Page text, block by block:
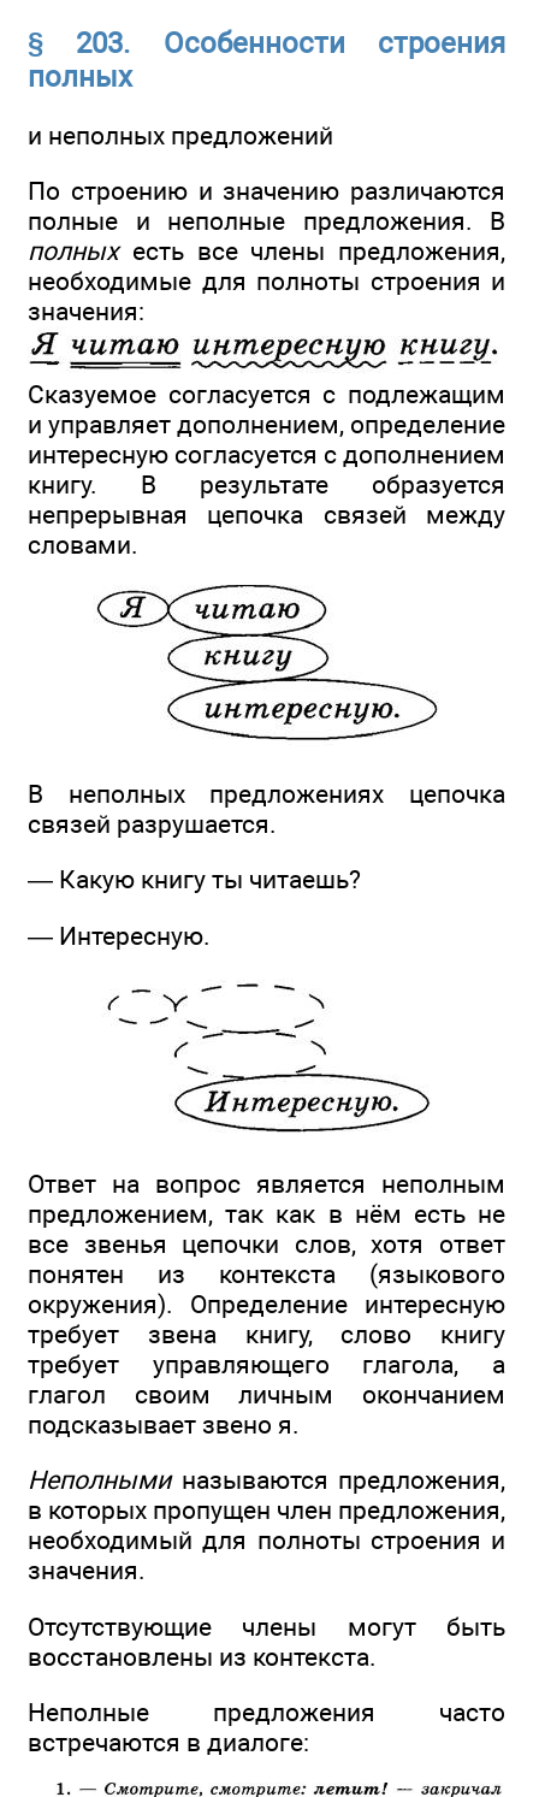
§ 203. Особенности строения
полных
и неполных предложений
По строению и значению различаются
полные и неполные предложения. В
полныхесть все члены предложения,
необходимые для полноты строения и
значения:
Сказуемое согласуется с подлежащим
и управляет дополнением, определение
интересную согласуется с дополнением
книгу. В результате образуется
непрерывная цепочка связей между
словами.
В неполных предложениях цепочка
связей разрушается.
— Какую книгу ты читаешь?
— Интересную.
Ответ на вопрос является неполным
предложением, так как в нём есть не
все звенья цепочки слов, хотя ответ
понятен из контекста (языкового
окружения). Определение интересную
требует звена книгу, слово книгу
требует управляющего глагола, а
глагол своим личным окончанием
подсказывает звено я.
Неполныминазываются предложения,
в которых пропущен член предложения,
необходимый для полноты строения и
значения.
Отсутствующие члены могут быть
восстановлены из контекста.
Неполные предложения часто
встречаются в диалоге: